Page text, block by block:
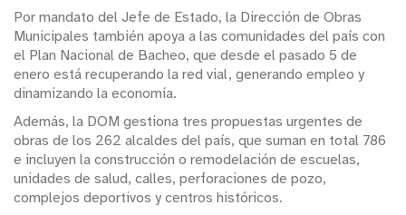
Por mandato del Jefe de Estado, la Dirección de Obras
Municipales también apoya a las comunidades del país con
el Plan Nacional de Bacheo, que desde el pasado 5 de
enero está recuperando la red vial, generando empleo y
dinamizando la economía.
Además, la DOM gestiona tres propuestas urgentes de
obras de los 262 alcaldes del país, que suman en total 786
e incluyen la construcción o remodelación de escuelas,
unidades de salud, calles, perforaciones de pozo,
complejos deportivos y centros históricos.